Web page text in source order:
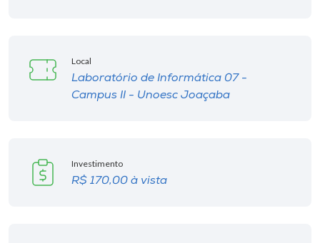
Local
Laboratório de Informática 07 -
Campus II - Unoesc Joaçaba
Investimento
R$ 170,00 à vista